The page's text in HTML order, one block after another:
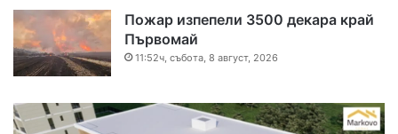
Пожар изпепели 3500 декара край
Първомай
11:52ч, събота, 8 август, 2026